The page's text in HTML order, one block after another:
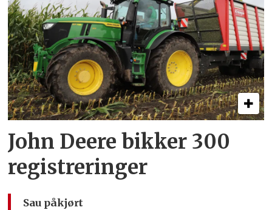
John Deere bikker 300
registreringer
Sau påkjørt